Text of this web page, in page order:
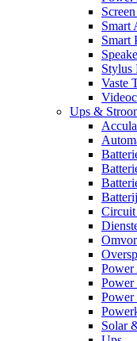
Smart
Smart
Stylus
Vaste
Ups &
Circuit
Power
Power
Solar